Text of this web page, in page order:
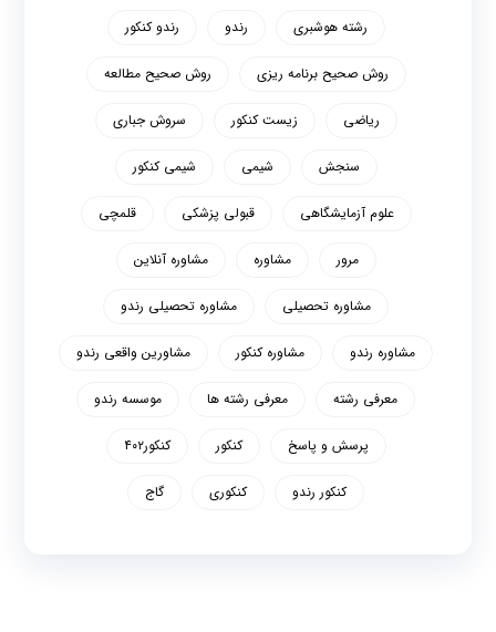
رشته هوشبری رندو رندو کنکور
روش صحیح برنامه ریزی روش صحیح مطالعه
ریاضی زیست کنکور سروش جباری
سنجش شیمی شیمی کنکور
علوم آزمایشگاهی قبولی پزشکی قلمچی
مرور مشاوره مشاوره آنلاین
مشاوره تحصیلی مشاوره تحصیلی رندو
مشاوره رندو مشاوره کنکور مشاورین واقعی رندو
معرفی رشته معرفی رشته ها موسسه رندو
پرسش و پاسخ کنکور کنکور۴۰۲
کنکور رندو کنکوری گاج